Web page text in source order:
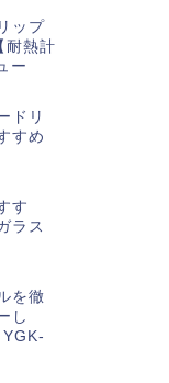
ップ
耐熱計
ー
ドリ
すめ
す
ラス
を徹
し